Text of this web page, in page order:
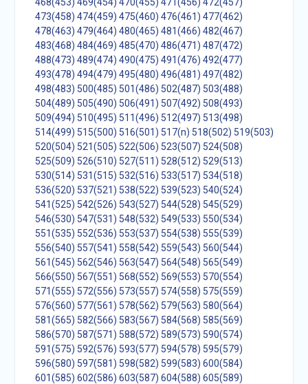
473(458) 474(459) 475(460) 476(461) 477(462)
478(463) 479(464) 480(465) 481(466) 482(467)
483(468) 484(469) 485(470) 486(471) 487(472)
488(473) 489(474) 490(475) 491(476) 492(477)
493(478) 494(479) 495(480) 496(481) 497(482)
498(483) 500(485) 501(486) 502(487) 503(488)
504(489) 505(490) 506(491) 507(492) 508(493)
509(494) 510(495) 511(496) 512(497) 513(498)
514(499) 515(500) 516(501) 517(n) 518(502) 519(503)
520(504) 521(505) 522(506) 523(507) 524(508)
525(509) 526(510) 527(511) 528(512) 529(513)
530(514) 531(515) 532(516) 533(517) 534(518)
536(520) 537(521) 538(522) 539(523) 540(524)
541(525) 542(526) 543(527) 544(528) 545(529)
546(530) 547(531) 548(532) 549(533) 550(534)
551(535) 552(536) 553(537) 554(538) 555(539)
556(540) 557(541) 558(542) 559(543) 560(544)
561(545) 562(546) 563(547) 564(548) 565(549)
566(550) 567(551) 568(552) 569(553) 570(554)
571(555) 572(556) 573(557) 574(558) 575(559)
576(560) 577(561) 578(562) 579(563) 580(564)
581(565) 582(566) 583(567) 584(568) 585(569)
586(570) 587(571) 588(572) 589(573) 590(574)
591(575) 592(576) 593(577) 594(578) 595(579)
596(580) 597(581) 598(582) 599(583) 600(584)
601(585) 602(586) 603(587) 604(588) 605(589)